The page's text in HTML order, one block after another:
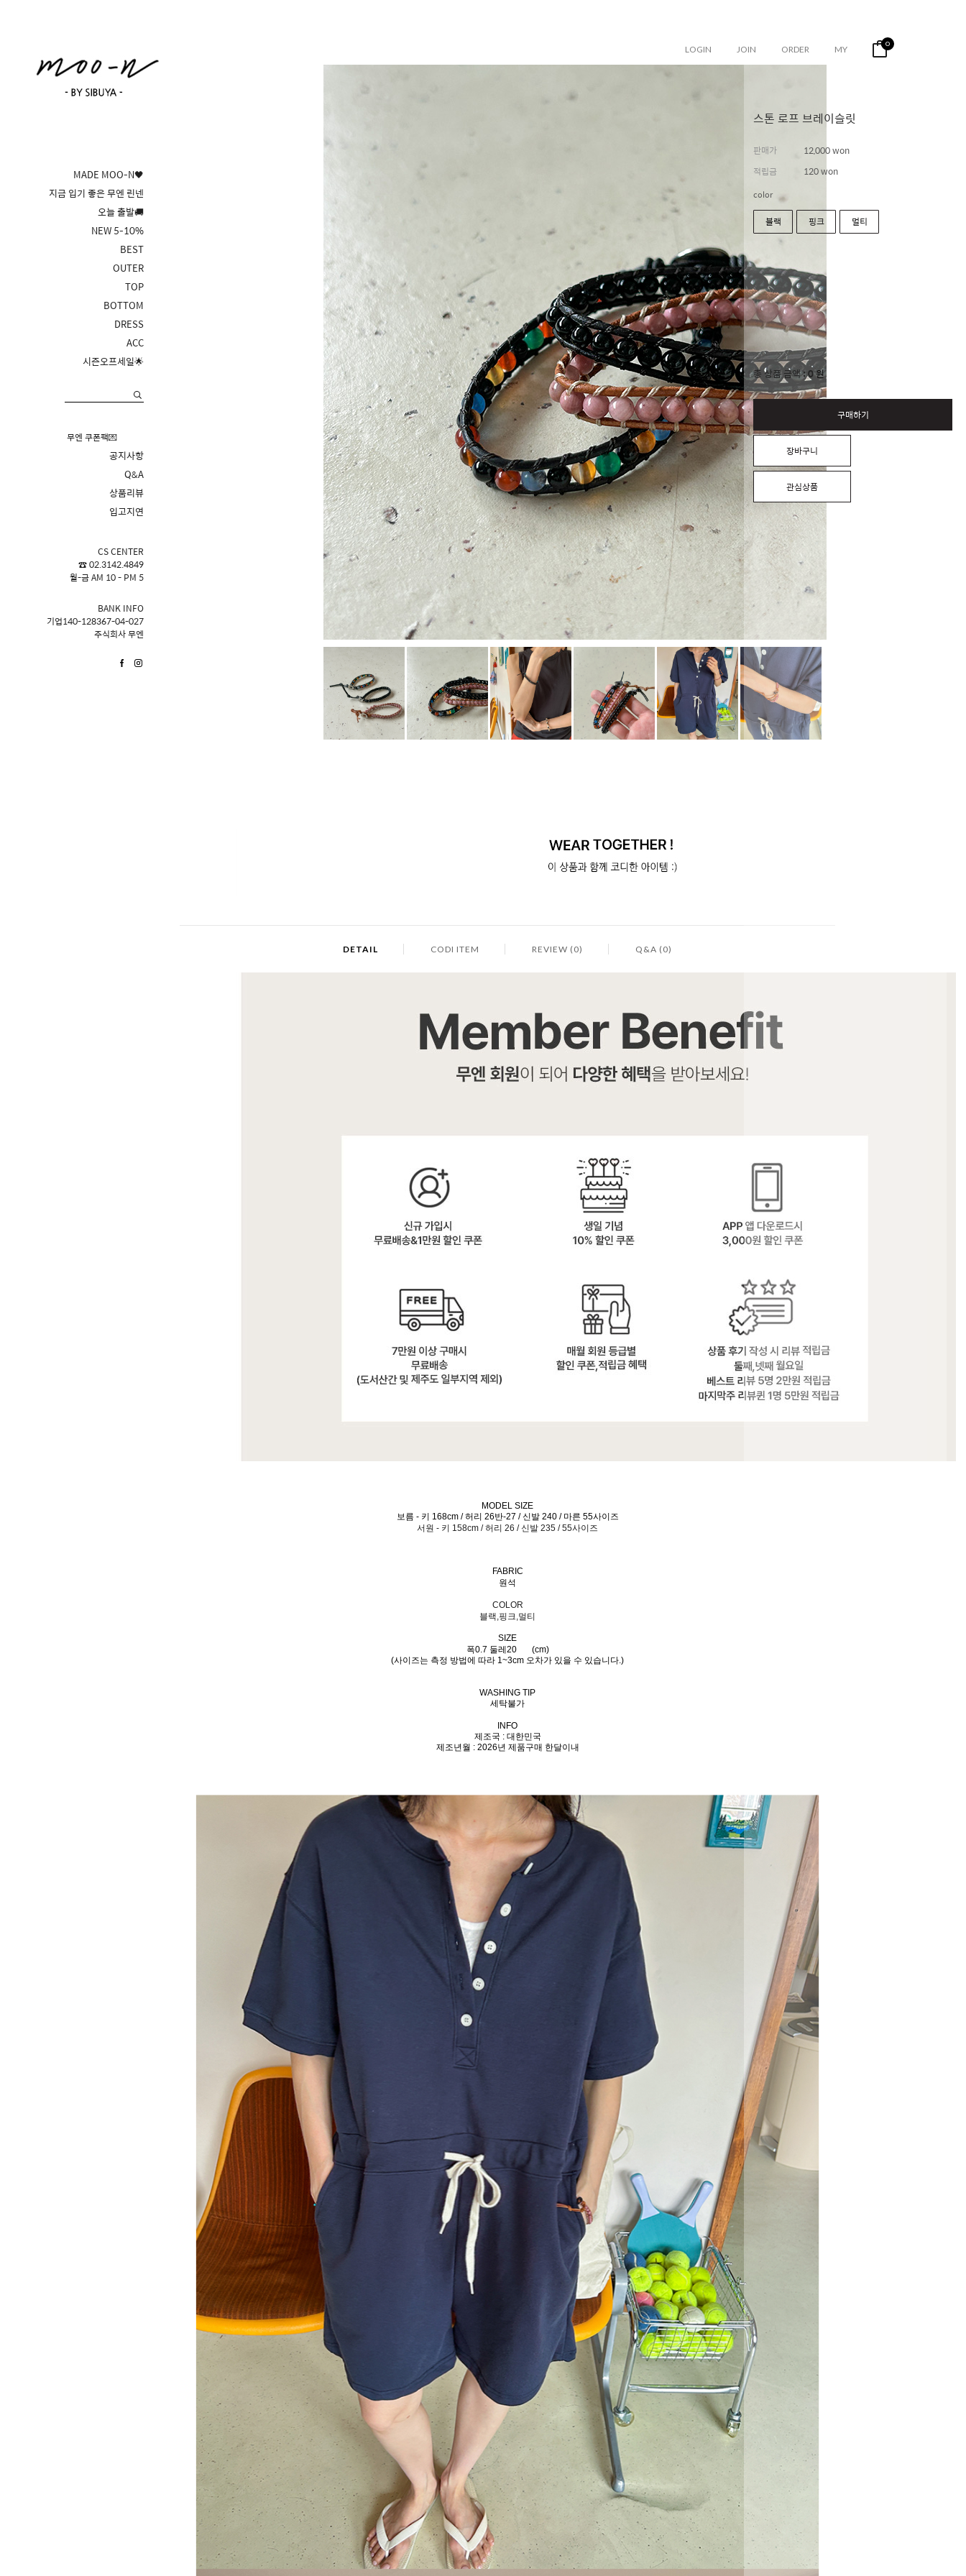
LOGIN JOIN ORDER MY 0
MADE MOO-N🖤
지금 입기 좋은 무엔 린넨
오늘 출발🚚
NEW 5-10%
BEST
OUTER
TOP
BOTTOM
DRESS
ACC
시즌오프세일🌟
무엔 쿠폰팩💌
공지사항
Q&A
상품리뷰
입고지연
CS CENTER
☎ 02.3142.4849
월-금 AM 10 - PM 5
BANK INFO
기업140-128367-04-027
주식회사 무엔
스톤 로프 브레이슬릿
판매가
12,000 won
적립금
120 won
color
블랙 핑크 멀티
총 상품 금액 0원
구매하기
장바구니
관심상품
DETAIL CODI ITEM REVIEW (0) Q&A (0)
MODEL SIZE
보름 - 키 168cm / 허리 26반-27 / 신발 240 / 마른 55사이즈
서원 - 키 158cm / 허리 26 / 신발 235 / 55사이즈
FABRIC
원석
COLOR
블랙,핑크,멀티
SIZE
폭0.7 둘레20
(cm)
(사이즈는 측정 방법에 따라 1~3cm 오차가 있을 수 있습니다.)
WASHING TIP
세탁불가
INFO
제조국 : 대한민국
제조년월 : 2026년 제품구매 한달이내